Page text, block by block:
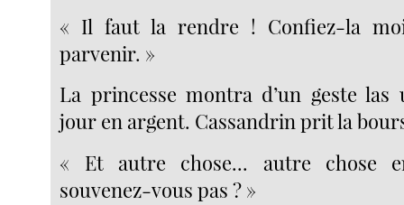
« Il faut la rendre ! Confiez-la
parvenir. »
La princesse montra d’un geste
jour en argent. Cassandrin prit la
« Et autre chose... autre chose
souvenez-vous pas ? »